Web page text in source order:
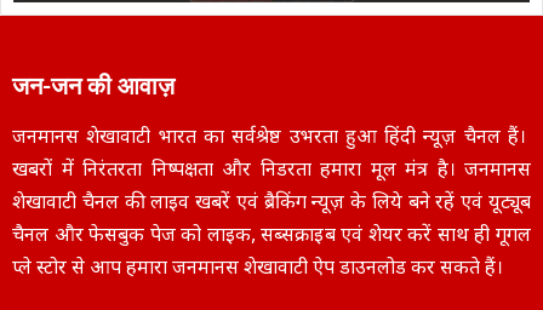
जन-जन की आवाज़
जनमानस शेखावाटी भारत का सर्वश्रेष्ठ उभरता हुआ हिंदी न्यूज़ चैनल हैं।
खबरों में निरंतरता निष्पक्षता और निडरता हमारा मूल मंत्र है। जनमानस
शेखावाटी चैनल की लाइव खबरें एवं ब्रैकिंग न्यूज़ के लिये बने रहें एवं यूट्यूब
चैनल और फेसबुक पेज को लाइक, सब्सक्राइब एवं शेयर करें साथ ही गूगल
प्ले स्टोर से आप हमारा जनमानस शेखावाटी ऐप डाउनलोड कर सकते हैं।